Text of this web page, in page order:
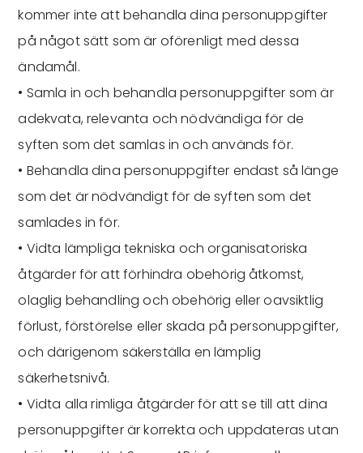
kommer inte att behandla dina personuppgifter
på något sätt som är oförenligt med dessa
ändamål.
• Samla in och behandla personuppgifter som är
adekvata, relevanta och nödvändiga för de
syften som det samlas in och används för.
• Behandla dina personuppgifter endast så länge
som det är nödvändigt för de syften som det
samlades in för.
• Vidta lämpliga tekniska och organisatoriska
åtgärder för att förhindra obehörig åtkomst,
olaglig behandling och obehörig eller oavsiktlig
förlust, förstörelse eller skada på personuppgifter,
och därigenom säkerställa en lämplig
säkerhetsnivå.
• Vidta alla rimliga åtgärder för att se till att dina
personuppgifter är korrekta och uppdateras utan